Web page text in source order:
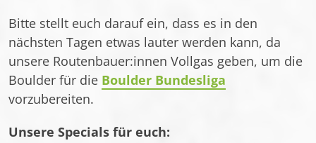
Bitte stellt euch darauf ein, dass es in den
nächsten Tagen etwas lauter werden kann, da
unsere Routenbauer:innen Vollgas geben, um die
Boulder für die Boulder Bundesliga
vorzubereiten.
Unsere Specials für euch: